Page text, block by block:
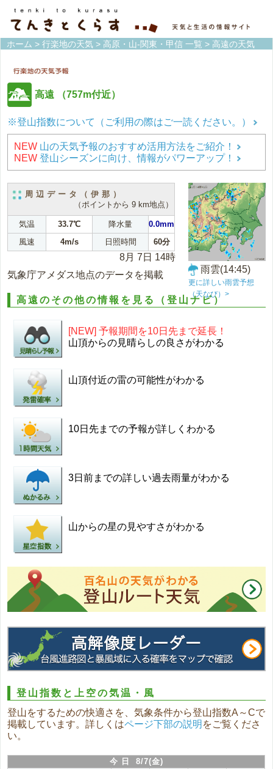
ホーム > 行楽地の天気 > 高原・山-関東・甲信 一覧 > 高遠の天気
高遠 （757m付近）
※登山指数について（ご利用の際はご一読ください。）
NEW 山の天気予報のおすすめ活用方法をご紹介！
NEW 登山シーズンに向け、情報がパワーアップ！
周辺データ（伊那）
（ポイントから 9 km地点）
気温 33.7℃ 降水量
0.0mm
風速
4m/s 日照時間 60分
8月 7日 14時
気象庁アメダス地点のデータを掲載
雨雲(14:45)
更に詳しい雨雲予想
（天なび）>
高遠のその他の情報を見る（登山ナビ）
[NEW] 予報期間を10日先まで延長！
山頂からの見晴らしの良さがわかる
山頂付近の雷の可能性がわかる
10日先までの予報が詳しくわかる
3日前までの詳しい過去雨量がわかる
山からの星の見やすさがわかる
登山指数と上空の気温・風
登山をするための快適さを、気象条件から登山指数A～Cで
掲載しています。詳しくはページ下部の説明 をご覧くださ
い。
今 日 8/7(金)